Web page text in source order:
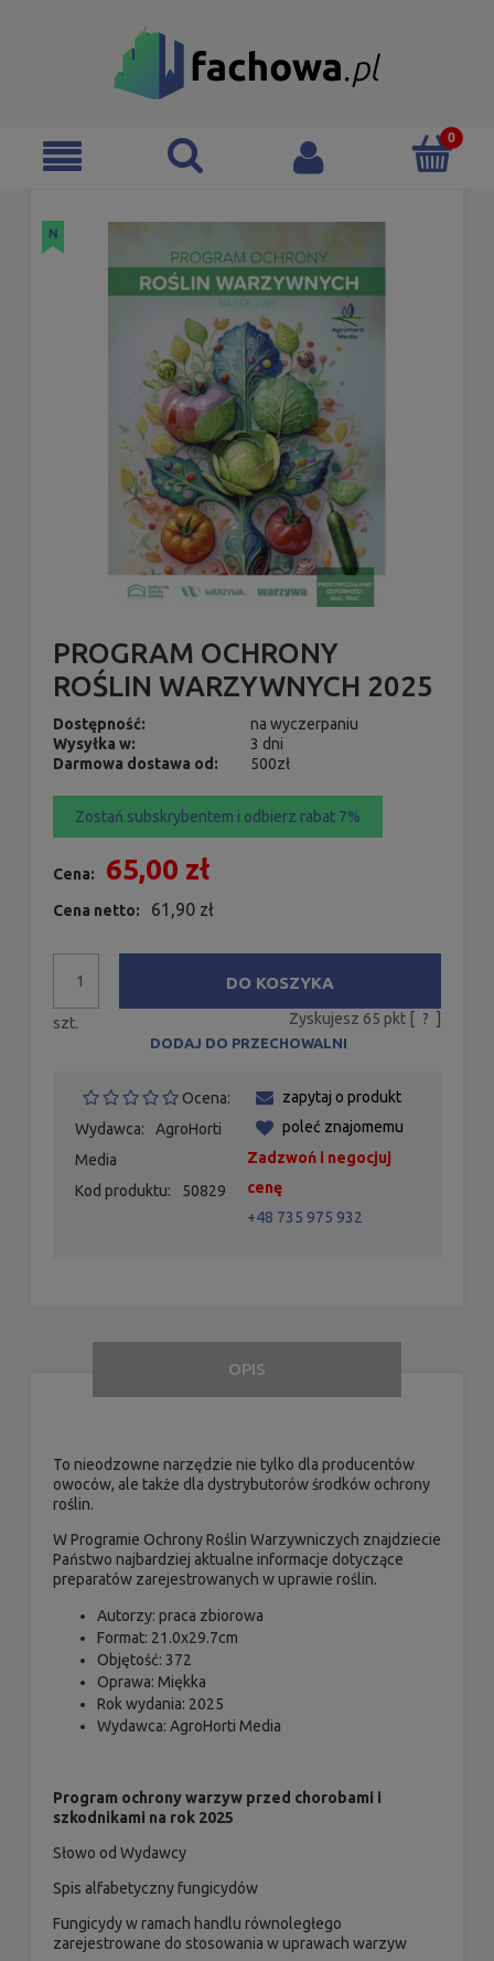
PROGRAM OCHRONY
ROŚLIN WARZYWNYCH 2025
Dostępność:
na wyczerpaniu
Wysyłka w:
3 dni
Darmowa dostawa od:
500zł
Zostań subskrybentem i odbierz rabat 7%
Cena: 65,00 zł
Cena netto: 61,90 zł
szt.
DO KOSZYKA
Zyskujesz 65 pkt [ ? ]
DODAJ DO PRZECHOWALNI
Ocena:
Wydawca:
AgroHorti
Media
Kod produktu:
50829
zapytaj o produkt
poleć znajomemu
Zadzwoń i negocjuj
cenę
+48 735 975 932
OPIS
To nieodzowne narzędzie nie tylko dla producentów
owoców, ale także dla dystrybutorów środków ochrony
roślin.
W Programie Ochrony Roślin Warzywniczych znajdziecie
Państwo najbardziej aktualne informacje dotyczące
preparatów zarejestrowanych w uprawie roślin.
Autorzy: praca zbiorowa
Format: 21.0x29.7cm
Objętość: 372
Oprawa: Miękka
Rok wydania: 2025
Wydawca: AgroHorti Media
Program ochrony warzyw przed chorobami i
szkodnikami na rok 2025
Słowo od Wydawcy
Spis alfabetyczny fungicydów
Fungicydy w ramach handlu równoległego
zarejestrowane do stosowania w uprawach warzyw